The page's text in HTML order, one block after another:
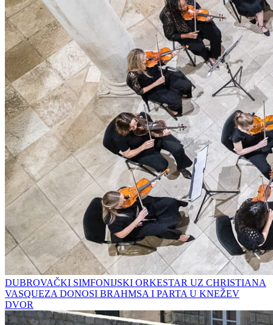
DUBROVAČKI SIMFONIJSKI ORKESTAR UZ CHRISTIANA
VASQUEZA DONOSI BRAHMSA I PARTA U KNEŽEV
DVOR